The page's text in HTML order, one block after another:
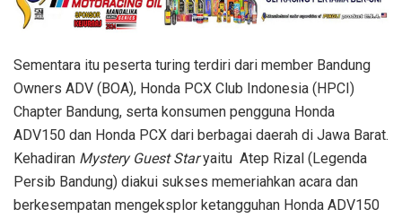
Sementara itu peserta turing terdiri dari member Bandung
Owners ADV (BOA), Honda PCX Club Indonesia (HPCI)
Chapter Bandung, serta konsumen pengguna Honda
ADV150 dan Honda PCX dari berbagai daerah di Jawa Barat.
Kehadiran Mystery Guest Staryaitu Atep Rizal (Legenda
Persib Bandung) diakui sukses memeriahkan acara dan
berkesempatan mengeksplor ketangguhan Honda ADV150